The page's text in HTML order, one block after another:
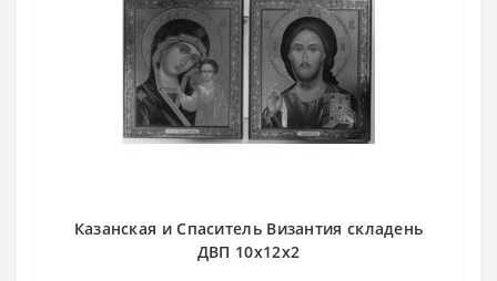
Казанская и Спаситель Византия складень
ДВП 10х12х2